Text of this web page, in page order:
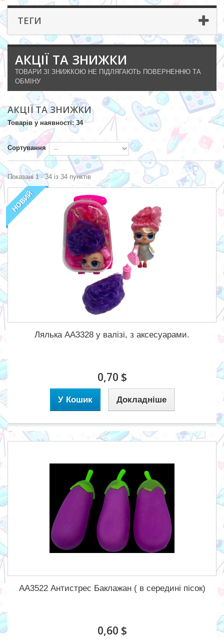
ТЕГИ
АКЦІЇ ТА ЗНИЖКИ
ТОВАРИ ЗІ ЗНИЖКОЮ НЕ ПІДЛЯГАЮТЬ ПОВЕРНЕННЮ ТА
ОБМІНУ
АКЦІЇ ТА ЗНИЖКИ
Товарів у наявності: 34
Сортування
Показані 1 - 34 із 34 пунктів
НОВИЙ
Лялька АА3328 у валізі, з аксесуарами.
0,70 $
У Кошик Докладніше
АА3522 Антистрес Баклажан ( в середині пісок)
0,60 $